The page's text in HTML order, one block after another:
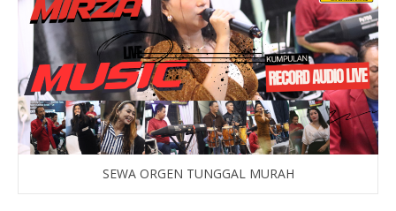
SEWA ORGEN TUNGGAL MURAH